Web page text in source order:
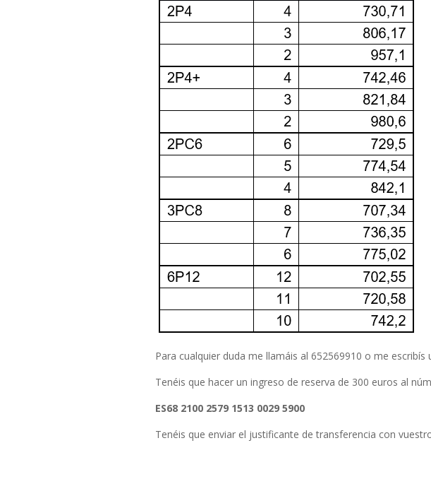
Para cualquier duda me llamáis al 652569910 o me escribís
Tenéis que hacer un ingreso de reserva de 300 euros al
ES68 2100 2579 1513 0029 5900
Tenéis que enviar el justificante de transferencia con